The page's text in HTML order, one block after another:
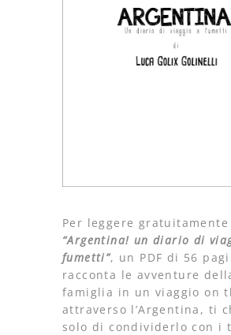
Per leggere gratuitamente
“Argentina! un diario di
fumetti”, un PDF di 56
racconta le avventure
famiglia in un viaggio on
attraverso l’Argentina, ti
solo di condividerlo con i